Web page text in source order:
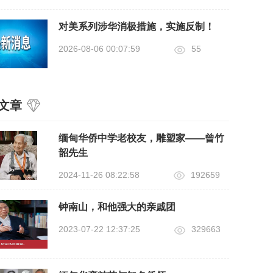
对美系列涉华消极措施，实施反制！
2026-08-06 00:07:59 55
章
缅甸华侨中学老校友，雕塑家——曾竹
韶先生
2024-11-26 08:22:58 192659
钟南山，和他强大的亲戚团
2023-07-22 12:37:25 329663